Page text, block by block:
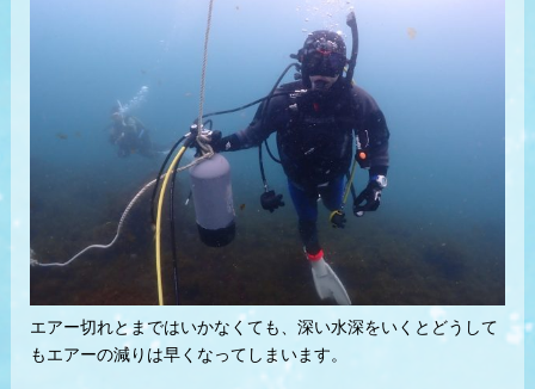
エアー切れとまではいかなくても、深い水深をいくとどうして
もエアーの減りは早くなってしまいます。